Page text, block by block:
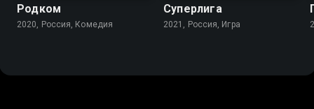
Родком
2020, Россия, Комедия
Суперлига
2021, Россия, Игра